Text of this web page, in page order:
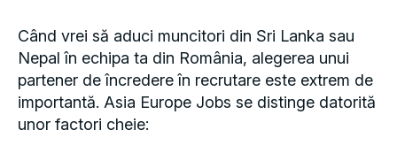
Când vrei să aduci muncitori din Sri Lanka sau
Nepal în echipa ta din România, alegerea unui
partener de încredere în recrutare este extrem de
importantă. Asia Europe Jobs se distinge datorită
unor factori cheie: